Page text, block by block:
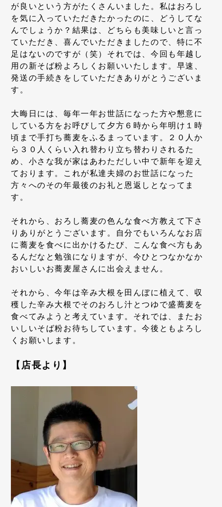
が良いという方がたくさんいました。私はおろし
を気に入っていただきたかったのに、どうしてな
んでしょうか？結果は、どちらも美味しいと言っ
ていただき、喜んでいただきましたので、特に不
足はないのですが（笑）それでは、今回も年越し
用の新そば粉よろしくお願いいたします。早速、
発送の手続きをしていただきありがとうございま
す。
大晦日には、毎年一年お世話になった方や懇意に
している方をお呼びして夕方６時から年明け１時
頃まで手打ち蕎麦をふるまっています。２０人か
ら３０人くらい入れ替わり立ち替わりされるた
め、小さな我が家はあわただしい中で新年を迎え
ております。これが私達夫婦のお世話になった
方々へのその年最後のお礼と恩返しとなってま
す。
それから、おろし蕎麦の色んな食べ方教えて下さ
りありがとうございます。自分でもいろんなお店
に蕎麦を食べに出かけるたび、こんな食べ方もあ
るんだなと勉強になりますが、今ひとつなかなか
おいしいお蕎麦屋さんに出会えません。
それから、今年は辛み大根を田んぼに植えて、収
穫した辛み大根でそのおろし汁とつゆで盛蕎麦を
食べてみようと考えています。それでは、またお
いしいそば粉お待ちしています。今後ともよろし
くお願いします。
【店長より】